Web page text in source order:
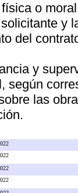
o
y
del
y
según
las